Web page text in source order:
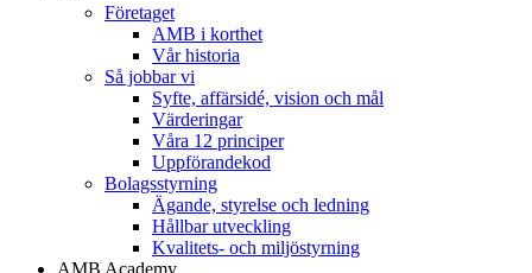
Företaget
AMB i korthet
Vår historia
Så jobbar vi
Syfte, affärsidé, vision och mål
Värderingar
Våra 12 principer
Uppförandekod
Bolagsstyrning
Ägande, styrelse och ledning
Hållbar utveckling
Kvalitets- och miljöstyrning
AMB Academy